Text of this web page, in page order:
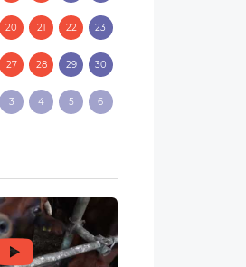
20 21 22 23
27 28 29 30
3 4 5 6